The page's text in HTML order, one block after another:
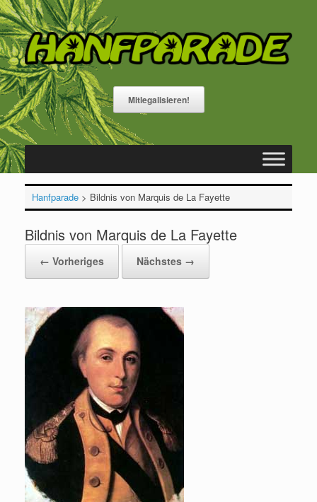
Zum
Inhalt
springen
Mitlegalisieren!
Hanfparade> Bildnis von Marquis de La Fayette
Bildnis von Marquis de La Fayette
← Vorheriges Nächstes →